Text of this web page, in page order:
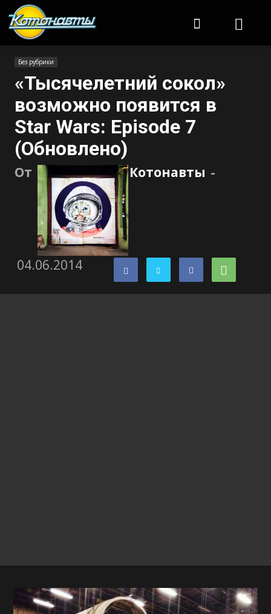
Без рубрики
«Тысячелетний сокол»
возможно появится в
Star Wars: Episode 7
(Обновлено)
От Котонавты -
04.06.2014